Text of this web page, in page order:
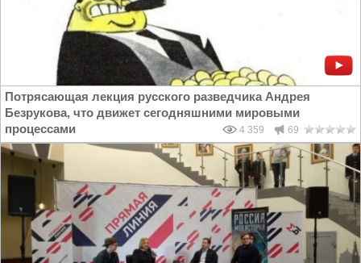
Потрясающая лекция русского разведчика Андрея
Безрукова, что движет сегодняшними мировыми
процессами
4 359 69